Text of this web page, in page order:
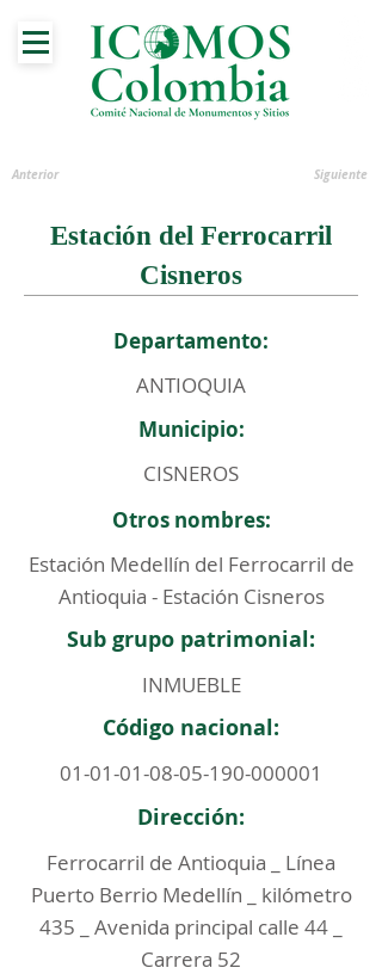
Anterior Siguiente
Estación del Ferrocarril
Cisneros
Departamento:
ANTIOQUIA
Municipio:
CISNEROS
Otros nombres:
Estación Medellín del Ferrocarril de
Antioquia - Estación Cisneros
Sub grupo patrimonial:
INMUEBLE
Código nacional:
01-01-01-08-05-190-000001
Dirección:
Ferrocarril de Antioquia _ Línea
Puerto Berrio Medellín _ kilómetro
435 _ Avenida principal calle 44 _
Carrera 52